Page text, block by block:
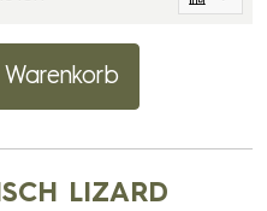
LIZARD